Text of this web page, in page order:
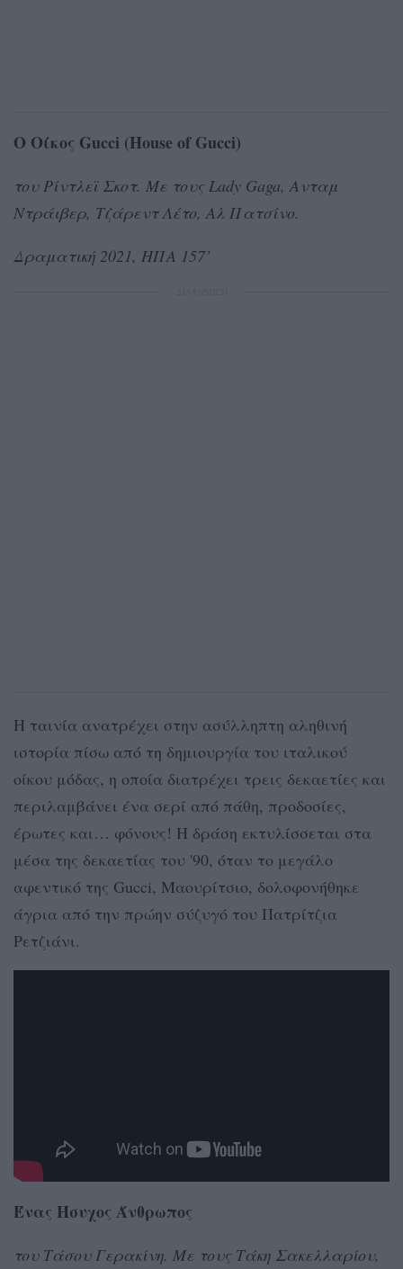
Ο Οίκος Gucci (House of Gucci)
του Ρίντλεϊ Σκοτ. Με τους Lady Gaga, Ανταμ
Ντράιβερ, Τζάρεντ Λέτο, Αλ Πατσίνο.
Δραματική 2021, ΗΠΑ 157’
Η ταινία ανατρέχει στην ασύλληπτη αληθινή
ιστορία πίσω από τη δημιουργία του ιταλικού
οίκου μόδας, η οποία διατρέχει τρεις δεκαετίες και
περιλαμβάνει ένα σερί από πάθη, προδοσίες,
έρωτες και… φόνους! Η δράση εκτυλίσσεται στα
μέσα της δεκαετίας του '90, όταν το μεγάλο
αφεντικό της Gucci, Μαουρίτσιο, δολοφονήθηκε
άγρια από την πρώην σύζυγό του Πατρίτζια
Ρετζιάνι.
Ένας Ήσυχος Άνθρωπος
του Τάσου Γερακίνη. Με τους Τάκη Σακελλαρίου,